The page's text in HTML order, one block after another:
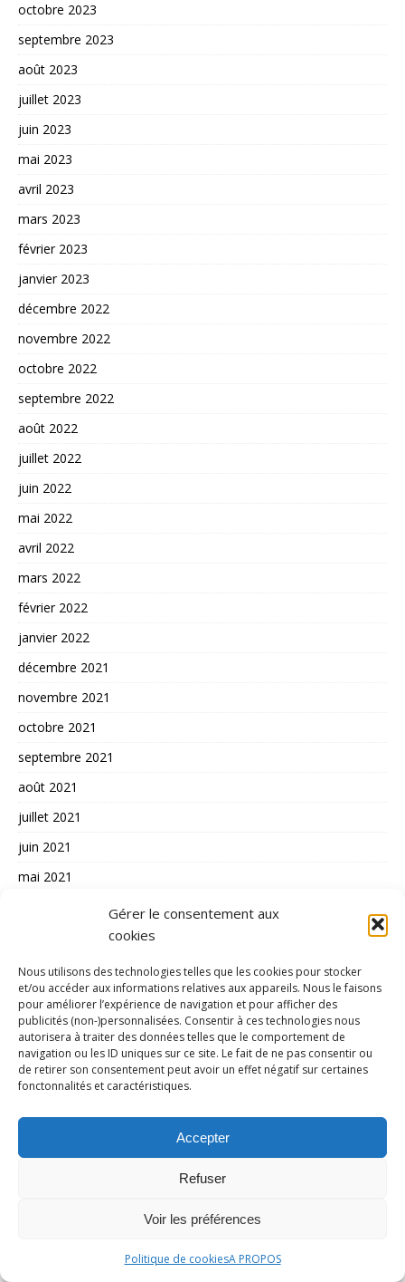
Gérer le consentement aux
cookies
Nous utilisons des technologies telles que les cookies pour stocker
et/ou accéder aux informations relatives aux appareils. Nous le faisons
pour améliorer l’expérience de navigation et pour afficher des
publicités (non-)personnalisées. Consentir à ces technologies nous
autorisera à traiter des données telles que le comportement de
navigation ou les ID uniques sur ce site. Le fait de ne pas consentir ou
de retirer son consentement peut avoir un effet négatif sur certaines
fonctonnalités et caractéristiques.
Accepter
Refuser
Voir les préférences
Politique de cookiesA PROPOS
octobre 2023
septembre 2023
août 2023
juillet 2023
juin 2023
mai 2023
avril 2023
mars 2023
février 2023
janvier 2023
décembre 2022
novembre 2022
octobre 2022
septembre 2022
août 2022
juillet 2022
juin 2022
mai 2022
avril 2022
mars 2022
février 2022
janvier 2022
décembre 2021
novembre 2021
octobre 2021
septembre 2021
août 2021
juillet 2021
juin 2021
mai 2021
actualité
athlétisme
Automobile
aviron
Badminton
Basket-ball